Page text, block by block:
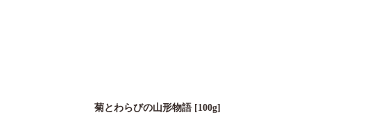
菊とわらびの山形物語 [100g]